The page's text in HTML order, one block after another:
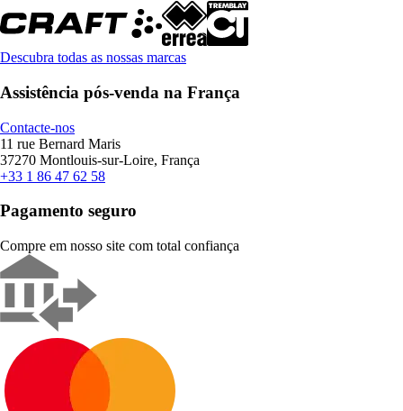
Descubra todas as nossas marcas
Assistência pós-venda na França
Contacte-nos
11 rue Bernard Maris
37270 Montlouis-sur-Loire, França
+33 1 86 47 62 58
Pagamento seguro
Compre em nosso site com total confiança